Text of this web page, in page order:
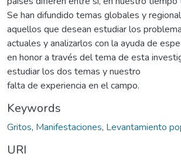
Se han difundido temas globales y
aquellos que desean estudiar los
actuales y analizarlos con la ayuda de
en honor a través del tema de esta
estudiar los dos temas y nuestro
falta de experiencia en el campo.
Keywords
Gritos, Manifestaciones, Levantamiento
URI